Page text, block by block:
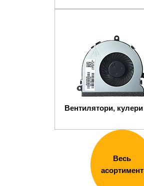
Вентилятори, кулери
Весь
асортимент